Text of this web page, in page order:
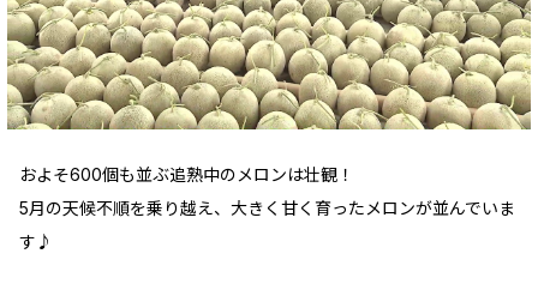
およそ600個も並ぶ追熟中のメロンは壮観！
5月の天候不順を乗り越え、大きく甘く育ったメロンが並んでいま
す♪